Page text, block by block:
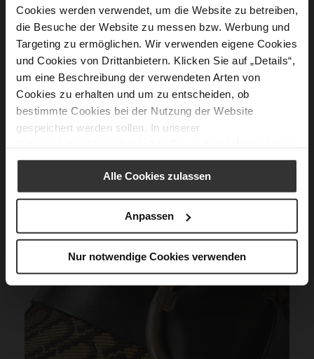
Cookies werden verwendet, um die Website zu betreiben,
die Besuche der Website zu messen bzw. Werbung und
Targeting zu ermöglichen. Wir verwenden eigene Cookies
und Cookies von Drittanbietern. Klicken Sie auf „Details“,
um eine Beschreibung der verwendeten Arten von
Cookies zu erhalten und um zu entscheiden, ob
bestimmte Cookies bei der Nutzung der Website
gespeichert werden sollen. In unserer
Alle Cookies zulassen
Anpassen
Nur notwendige Cookies verwenden